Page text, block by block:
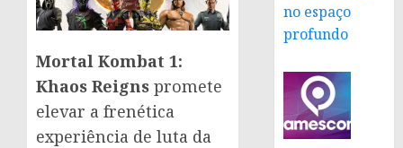
Mortal Kombat 1:
Khaos Reigns promete
elevar a frenética
experiência de luta da
no espaço
profundo